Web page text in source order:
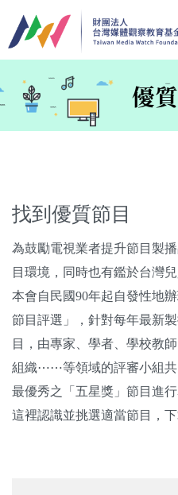
優
最
第25屆台灣兒童及
最
關
監
找到優質節目
為鼓勵電視業者提升節目製
目環境，同時也有鑑於台灣
本會自民國90年起自發性地
節目評選」，針對每年最新
目，由專家、學者、學校教
組織⋯⋯等領域的評審小組共
最優秀之「五星獎」節目進
這裡認識並挑選適當節目，下